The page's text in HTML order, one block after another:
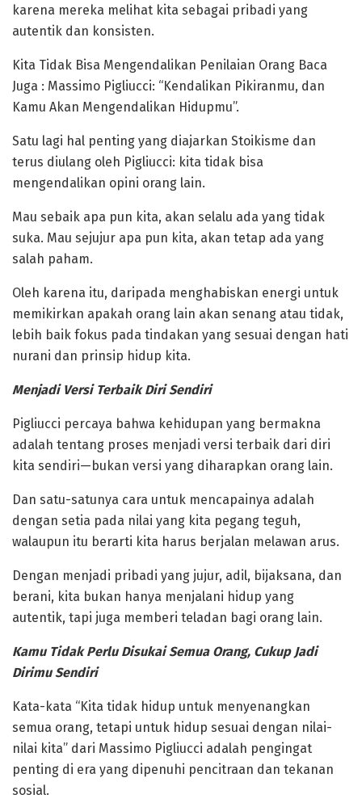
karena mereka melihat kita sebagai pribadi yang
autentik dan konsisten.
‎Kita Tidak Bisa Mengendalikan Penilaian Orang Baca
Juga : Massimo Pigliucci: “Kendalikan Pikiranmu, dan
Kamu Akan Mengendalikan Hidupmu”.
Satu lagi hal penting yang diajarkan Stoikisme dan
terus diulang oleh Pigliucci: kita tidak bisa
mengendalikan opini orang lain.
Mau sebaik apa pun kita, akan selalu ada yang tidak
suka. Mau sejujur apa pun kita, akan tetap ada yang
salah paham.
Oleh karena itu, daripada menghabiskan energi untuk
memikirkan apakah orang lain akan senang atau tidak,
lebih baik fokus pada tindakan yang sesuai dengan hati
nurani dan prinsip hidup kita.
‎Menjadi Versi Terbaik Diri Sendiri
‎Pigliucci percaya bahwa kehidupan yang bermakna
adalah tentang proses menjadi versi terbaik dari diri
kita sendiri—bukan versi yang diharapkan orang lain.
Dan satu-satunya cara untuk mencapainya adalah
dengan setia pada nilai yang kita pegang teguh,
walaupun itu berarti kita harus berjalan melawan arus.
‎Dengan menjadi pribadi yang jujur, adil, bijaksana, dan
berani, kita bukan hanya menjalani hidup yang
autentik, tapi juga memberi teladan bagi orang lain.
‎Kamu Tidak Perlu Disukai Semua Orang, Cukup Jadi
Dirimu Sendiri
‎Kata-kata “Kita tidak hidup untuk menyenangkan
semua orang, tetapi untuk hidup sesuai dengan nilai-
nilai kita” dari Massimo Pigliucci adalah pengingat
penting di era yang dipenuhi pencitraan dan tekanan
sosial.